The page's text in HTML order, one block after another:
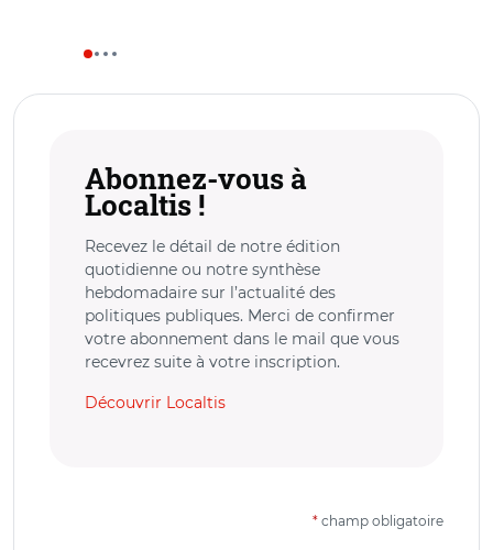
Abonnez-vous à
Localtis !
Recevez le détail de notre édition
quotidienne ou notre synthèse
hebdomadaire sur l’actualité des
politiques publiques. Merci de confirmer
votre abonnement dans le mail que vous
recevrez suite à votre inscription.
Découvrir Localtis
* champ obligatoire